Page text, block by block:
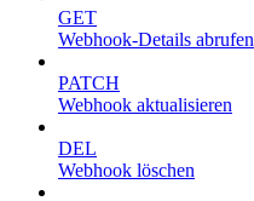
GET
Webhook-Details abrufen
PATCH
Webhook aktualisieren
DEL
Webhook löschen